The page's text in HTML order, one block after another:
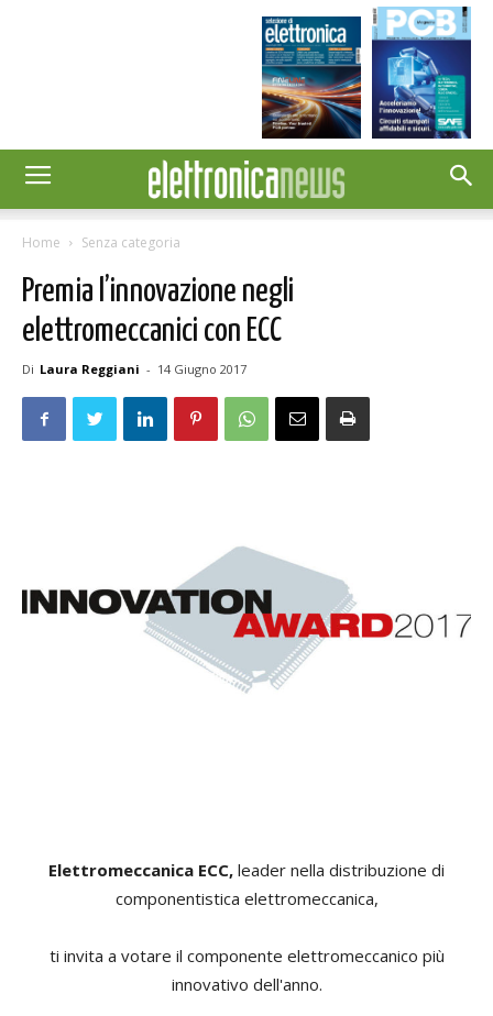
Home Senza categoria
Premia l’innovazione negli
elettromeccanici con ECC
Di Laura Reggiani - 14 Giugno 2017
Elettromeccanica ECC, leader nella distribuzione di
componentistica elettromeccanica,
ti invita a votare il componente elettromeccanico più
innovativo dell'anno.